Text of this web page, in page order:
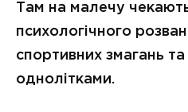
Там на малечу
психологічного
спортивних змагань та
однолітками.